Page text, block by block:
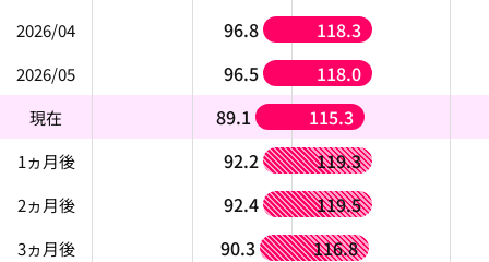
2026/04 96.8 118.3
2026/05 96.5 118.0
現在 89.1 115.3
1ヵ月後 92.2 119.3
2ヵ月後 92.4 119.5
3ヵ月後 90.3 116.8